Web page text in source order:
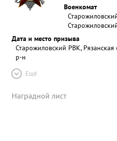
Военкомат
Дата и место призыва
Старожиловский РВК,
р-н
Ещё
Наградной лист